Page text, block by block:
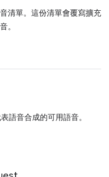
清單。這份清單會覆寫擴充
。
語音合成的可用語音。